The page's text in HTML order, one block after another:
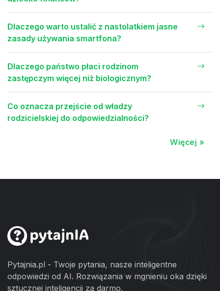
Dlaczego warto ustalić z nastolatkiem jasne
zasady używania smartfona?
Dlaczego państwo płaci rodzinom
zastępczym więcej niż biologicznym?
Co oznacza przejście od władzy
rodzicielskiej do odpowiedzialności?
Więcej »
Pytajnia.pl - Twoje pytania, nasze inteligentne
odpowiedzi od AI. Rozwiązania w mgnieniu oka dzięki
sztucznej inteligencji za darmo.